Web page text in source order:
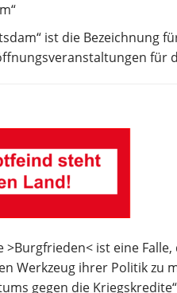
ist die Bezeichnung
für
>Burgfrieden< ist eine
Werkzeug ihrer Politik zu
gegen die